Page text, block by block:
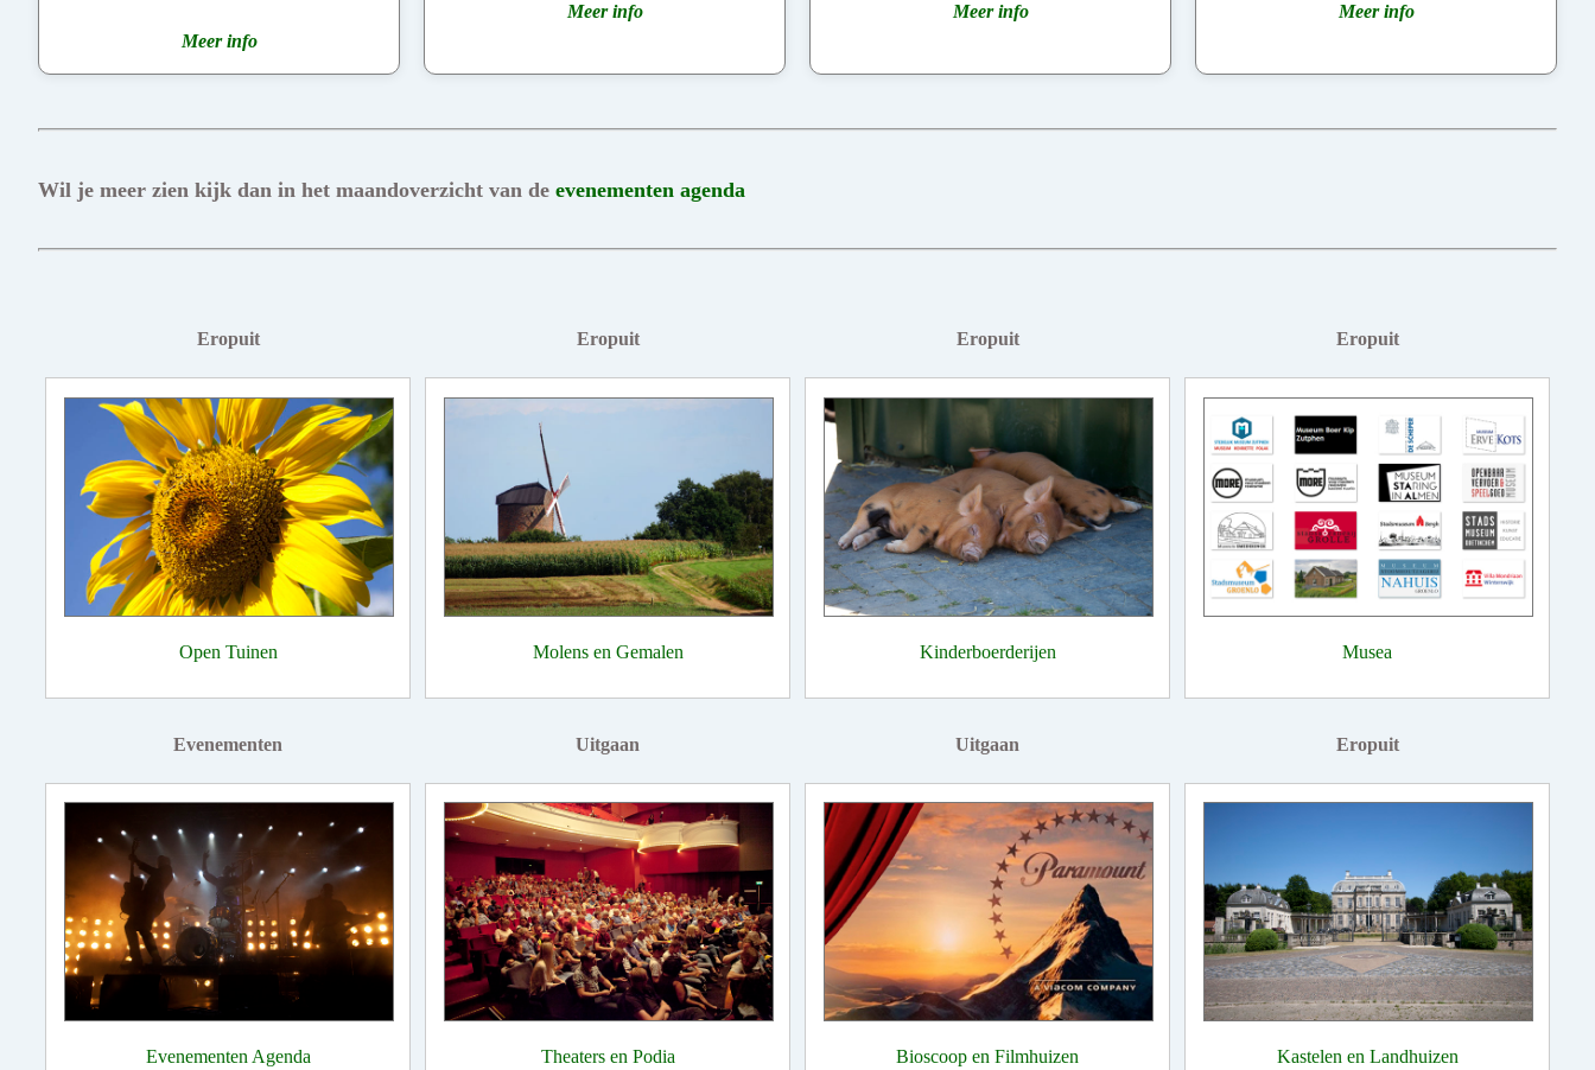
Meer info
Meer info Meer info Meer info
Wil je meer zien kijk dan in het maandoverzicht van de evenementen agenda
Eropuit
Open Tuinen
Eropuit
Molens en Gemalen
Eropuit
Kinderboerderijen
Eropuit
Musea
Evenementen
Evenementen Agenda
Uitgaan
Theaters en Podia
Uitgaan
Bioscoop en Filmhuizen
Eropuit
Kastelen en Landhuizen